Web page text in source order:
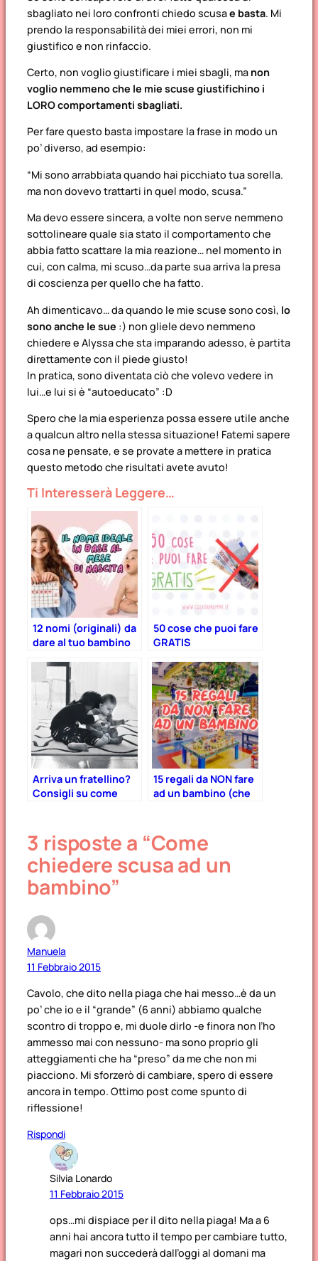
sbagliato nei loro confronti chiedo scusae basta. Mi
prendo la responsabilità dei miei errori, non mi
giustifico e non rinfaccio.
Certo, non voglio giustificare i miei sbagli, ma non
voglio nemmeno che le mie scuse giustifichino i
LORO comportamenti sbagliati.
Per fare questo basta impostare la frase in modo un
po’ diverso, ad esempio:
“Mi sono arrabbiata quando hai picchiato tua sorella.
ma non dovevo trattarti in quel modo, scusa.”
Ma devo essere sincera, a volte non serve nemmeno
sottolineare quale sia stato il comportamento che
abbia fatto scattare la mia reazione… nel momento in
cui, con calma, mi scuso…da parte sua arriva la presa
di coscienza per quello che ha fatto.
Ah dimenticavo… da quando le mie scuse sono così, lo
sono anche le sue :) non gliele devo nemmeno
chiedere e Alyssa che sta imparando adesso, è partita
direttamente con il piede giusto!
In pratica, sono diventata ciò che volevo vedere in
lui…e lui si è “autoeducato” :D
Spero che la mia esperienza possa essere utile anche
a qualcun altro nella stessa situazione! Fatemi sapere
cosa ne pensate, e se provate a mettere in pratica
questo metodo che risultati avete avuto!
Ti Interesserà Leggere…
12 nomi (originali) da
dare al tuo bambino
nascita!
50 cose che puoi fare
GRATIS
Arriva un fratellino?
Consigli su come
primo giorno
15 regali da NON fare
ad un bambino (che
3 risposte a “Come
chiedere scusa ad un
bambino”
Manuela
11 Febbraio 2015
Cavolo, che dito nella piaga che hai messo…è da un
po’ che io e il “grande” (6 anni) abbiamo qualche
scontro di troppo e, mi duole dirlo -e finora non l’ho
ammesso mai con nessuno- ma sono proprio gli
atteggiamenti che ha “preso” da me che non mi
piacciono. Mi sforzerò di cambiare, spero di essere
ancora in tempo. Ottimo post come spunto di
riflessione!
Rispondi
Silvia Lonardo
11 Febbraio 2015
ops…mi dispiace per il dito nella piaga! Ma a 6
anni hai ancora tutto il tempo per cambiare tutto,
magari non succederà dall’oggi al domani ma